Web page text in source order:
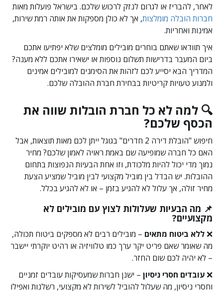
לאחר, להבריז או לגרום לנזק לרכוש שלכם. בישראל פועלות מאות
חברות הובלה מומלצות, אך לא כולן מספקות את אותה רמת שירות,
אמינות ואחריות.
איך תוודאו שאתם בוחרים מובילים מומלצים שלא יפתיעו אתכם
ביום המעבר בדרישות תשלום נוספות או ישאירו אתכם ללא מענה?
המדריך הבא יסייע לכם לזהות את הסימנים למובילים אמינים
ולמנוע טעויות קריטיות בבחירת חברת ההובלה שלכם.
🔍 למה לא כל חברת הובלות שווה את
הכסף שלכם?
חיפוש "הובלת דירה 2 חדרים" בגוגל ייתן לכם מאות תוצאות, אבל
האם כל חברה שמופיעה שם באמת ראויה לאמון שלכם? מחיר
נמוך מדי יכול להיות מלכודת, וזו אחת הבעיות הנפוצות בתחום
ההובלות. יש הבדל בין מוביל מקצועי לבין מוביל שמציע הצעת
מחיר זולה, אך עלול לא להגיע בזמן – או לא להגיע בכלל.
📌 מה הבעיות שעלולות לצוץ עם מובילים לא
מקצועיים?
❌ללא ביטוח מתאים – מובילים רבים לא מספקים ביטוח תכולה,
מה שאומר שאם פריט יקר ערך כמו טלוויזיה או רהיט יוקרתי יישבר
– לא יהיה לכם שום החזר.
❌עובדים חסרי ניסיון – ישנן חברות שמעסיקות עובדים זמניים
וחסרי ניסיון, מה שעלול להוביל לשירות לא מקצועי, רשלנות ואפילו